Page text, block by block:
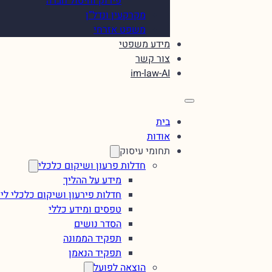
מקרקעין ונדל”ן
משפט אזרחי
מידע משפטי
צור קשר
im-law-AI
בית
אודות
תחומי עיסוק
חדלות פרעון ושיקום כלכלי
מידע על ההליך
חדלות פירעון ושיקום כלכלי
טפסים ומידע כללי
הסדר נושים
תפקיד הממונה
תפקיד הנאמן
הוצאה לפועל